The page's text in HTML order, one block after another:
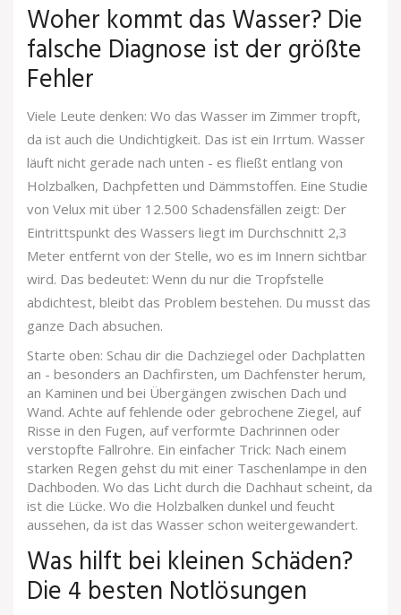
Woher kommt das Wasser? Die
falsche Diagnose ist der größte
Fehler
Viele Leute denken: Wo das Wasser im Zimmer tropft,
da ist auch die Undichtigkeit. Das ist ein Irrtum. Wasser
läuft nicht gerade nach unten - es fließt entlang von
Holzbalken, Dachpfetten und Dämmstoffen. Eine Studie
von Velux mit über 12.500 Schadensfällen zeigt: Der
Eintrittspunkt des Wassers liegt im Durchschnitt 2,3
Meter entfernt von der Stelle, wo es im Innern sichtbar
wird. Das bedeutet: Wenn du nur die Tropfstelle
abdichtest, bleibt das Problem bestehen. Du musst das
ganze Dach absuchen.
Starte oben: Schau dir die Dachziegel oder Dachplatten
an - besonders an Dachfirsten, um Dachfenster herum,
an Kaminen und bei Übergängen zwischen Dach und
Wand. Achte auf fehlende oder gebrochene Ziegel, auf
Risse in den Fugen, auf verformte Dachrinnen oder
verstopfte Fallrohre. Ein einfacher Trick: Nach einem
starken Regen gehst du mit einer Taschenlampe in den
Dachboden. Wo das Licht durch die Dachhaut scheint, da
ist die Lücke. Wo die Holzbalken dunkel und feucht
aussehen, da ist das Wasser schon weitergewandert.
Was hilft bei kleinen Schäden?
Die 4 besten Notlösungen